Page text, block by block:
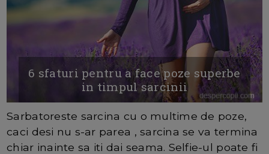
6 sfaturi pentru a face poze superbe
in timpul sarcinii
Sarbatoreste sarcina cu o multime de poze,
caci desi nu s-ar parea , sarcina se va termina
chiar inainte sa iti dai seama. Selfie-ul poate fi